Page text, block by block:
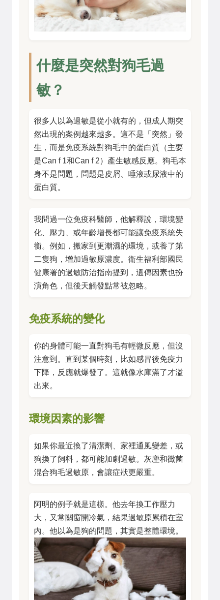
什麼是突然對狗毛過
敏？
很多人以為過敏是從小就有的，但成人期突
然出現的案例越來越多。這不是「突然」發
生，而是免疫系統對狗毛中的蛋白質（主要
是Can f 1和Can f 2）產生敏感反應。狗毛本
身不是問題，問題是皮屑、唾液或尿液中的
蛋白質。
我問過一位免疫科醫師，他解釋說，環境變
化、壓力、或年齡增長都可能讓免疫系統失
衡。例如，搬家到更潮濕的環境，或養了第
二隻狗，增加過敏原濃度。衛生福利部國民
健康署的過敏防治指南提到，遺傳因素也扮
演角色，但後天觸發點常被忽略。
免疫系統的變化
你的身體可能一直對狗毛有輕微反應，但沒
注意到。直到某個時刻，比如感冒後免疫力
下降，反應就爆發了。這就像水庫滿了才溢
出來。
環境因素的影響
如果你最近換了清潔劑、家裡通風變差，或
狗換了飼料，都可能加劇過敏。灰塵和黴菌
混合狗毛過敏原，會讓症狀更嚴重。
阿明的例子就是這樣。他去年換工作壓力
大，又常關窗開冷氣，結果過敏原累積在室
內。他以為是狗的問題，其實是整體環境。